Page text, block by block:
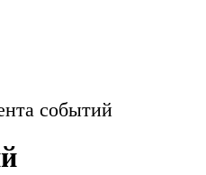
событий